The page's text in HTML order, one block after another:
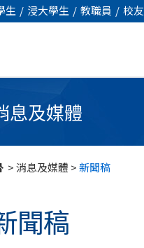
生 / 浸大學生 / 教職員 / 校友
息及媒體
>消息及媒體 >新聞稿
聞稿